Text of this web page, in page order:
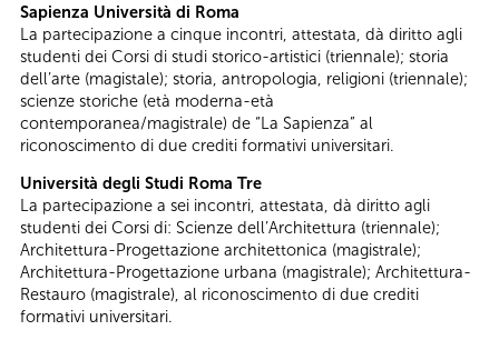
Sapienza Università di Roma
La partecipazione a cinque incontri, attestata, dà diritto agli
studenti dei Corsi di studi storico-artistici (triennale); storia
dell’arte (magistale); storia, antropologia, religioni (triennale);
scienze storiche (età moderna-età
contemporanea/magistrale) de “La Sapienza” al
riconoscimento di due crediti formativi universitari.
Università degli Studi Roma Tre
La partecipazione a sei incontri, attestata, dà diritto agli
studenti dei Corsi di: Scienze dell’Architettura (triennale);
Architettura-Progettazione architettonica (magistrale);
Architettura-Progettazione urbana (magistrale); Architettura-
Restauro (magistrale), al riconoscimento di due crediti
formativi universitari.